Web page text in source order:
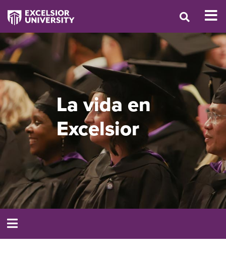
La vida en
Excelsior